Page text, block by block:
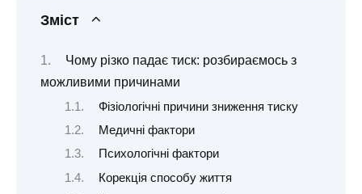
Зміст
Чому різко падає тиск: розбираємось з
можливими причинами
Фізіологічні причини зниження тиску
Медичні фактори
Психологічні фактори
Корекція способу життя